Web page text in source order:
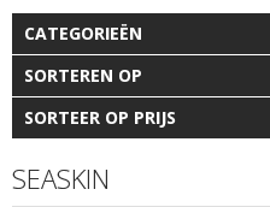
CATEGORIEËN
SORTEREN OP
SORTEER OP PRIJS
SEASKIN